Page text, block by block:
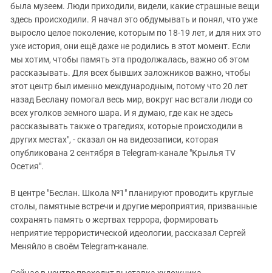
была музеем. Люди приходили, видели, какие страшные вещи
здесь происходили. Я начал это обдумывать и понял, что уже
выросло целое поколение, которым по 18-19 лет, и для них это
уже история, они ещё даже не родились в этот момент. Если
мы хотим, чтобы память эта продолжалась, важно об этом
рассказывать. Для всех бывших заложников важно, чтобы
этот центр был именно международным, потому что 20 лет
назад Беслану помогал весь мир, вокруг нас встали люди со
всех уголков земного шара. И я думаю, где как не здесь
рассказывать также о трагедиях, которые происходили в
других местах", - сказал он на видеозаписи, которая
опубликована 2 сентября в Telegram-канале "Крылья TV
Осетия".
В центре "Беслан. Школа №1" планируют проводить круглые
столы, памятные встречи и другие мероприятия, призванные
сохранять память о жертвах террора, формировать
неприятие террористической идеологии, рассказал Сергей
Меняйло в своём Telegram-канале.